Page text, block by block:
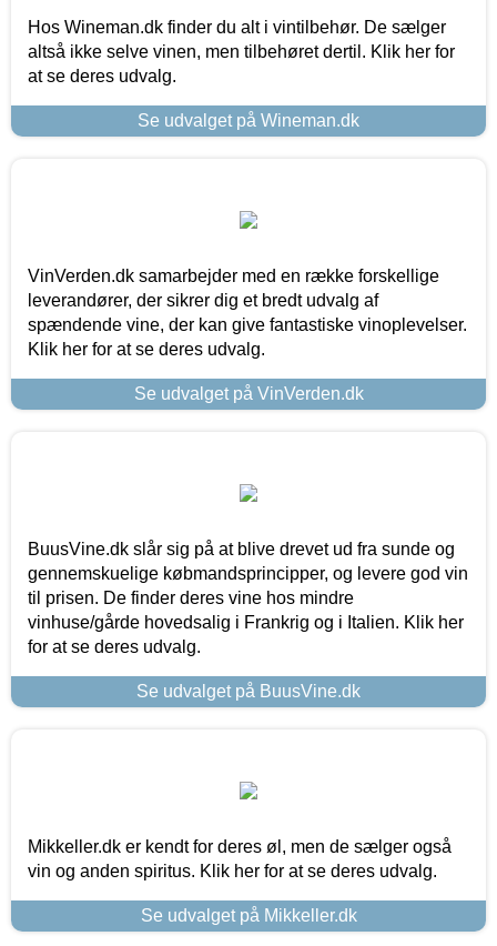
Hos Wineman.dk finder du alt i vintilbehør. De sælger
altså ikke selve vinen, men tilbehøret dertil. Klik her for
at se deres udvalg.
Se udvalget på Wineman.dk
VinVerden.dk samarbejder med en række forskellige
leverandører, der sikrer dig et bredt udvalg af
spændende vine, der kan give fantastiske vinoplevelser.
Klik her for at se deres udvalg.
Se udvalget på VinVerden.dk
BuusVine.dk slår sig på at blive drevet ud fra sunde og
gennemskuelige købmandsprincipper, og levere god vin
til prisen. De finder deres vine hos mindre
vinhuse/gårde hovedsalig i Frankrig og i Italien. Klik her
for at se deres udvalg.
Se udvalget på BuusVine.dk
Mikkeller.dk er kendt for deres øl, men de sælger også
vin og anden spiritus. Klik her for at se deres udvalg.
Se udvalget på Mikkeller.dk